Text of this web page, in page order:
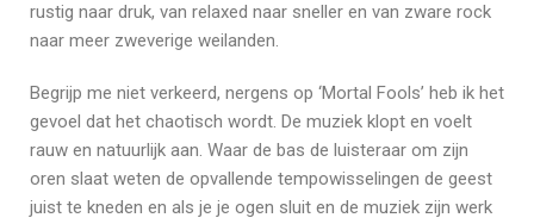
rustig naar druk, van relaxed naar sneller en van zware rock
naar meer zweverige weilanden.
Begrijp me niet verkeerd, nergens op ‘Mortal Fools’ heb ik het
gevoel dat het chaotisch wordt. De muziek klopt en voelt
rauw en natuurlijk aan. Waar de bas de luisteraar om zijn
oren slaat weten de opvallende tempowisselingen de geest
juist te kneden en als je je ogen sluit en de muziek zijn werk